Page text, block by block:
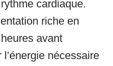
cardiaque.
riche en
avant
l’énergie nécessaire